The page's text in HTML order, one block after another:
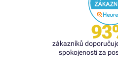
zákazníků
spokojenosti za